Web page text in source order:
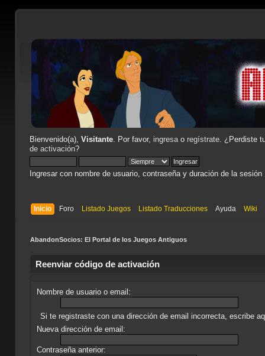
Bienvenido(a), Visitante. Por favor, ingresao regístrate. ¿Perdiste
de activación?
Ingresar con nombre de usuario, contraseña y duración de la sesión
Inicio Foro Listado Juegos Listado Traducciones Ayuda Wiki
AbandonSocios: El Portal de los Juegos Antiguos
Reenviar código de activación
Nombre de usuario o email:
Si te registraste con una dirección de email incorrecta, escribe
Nueva dirección de email:
Contraseña anterior: